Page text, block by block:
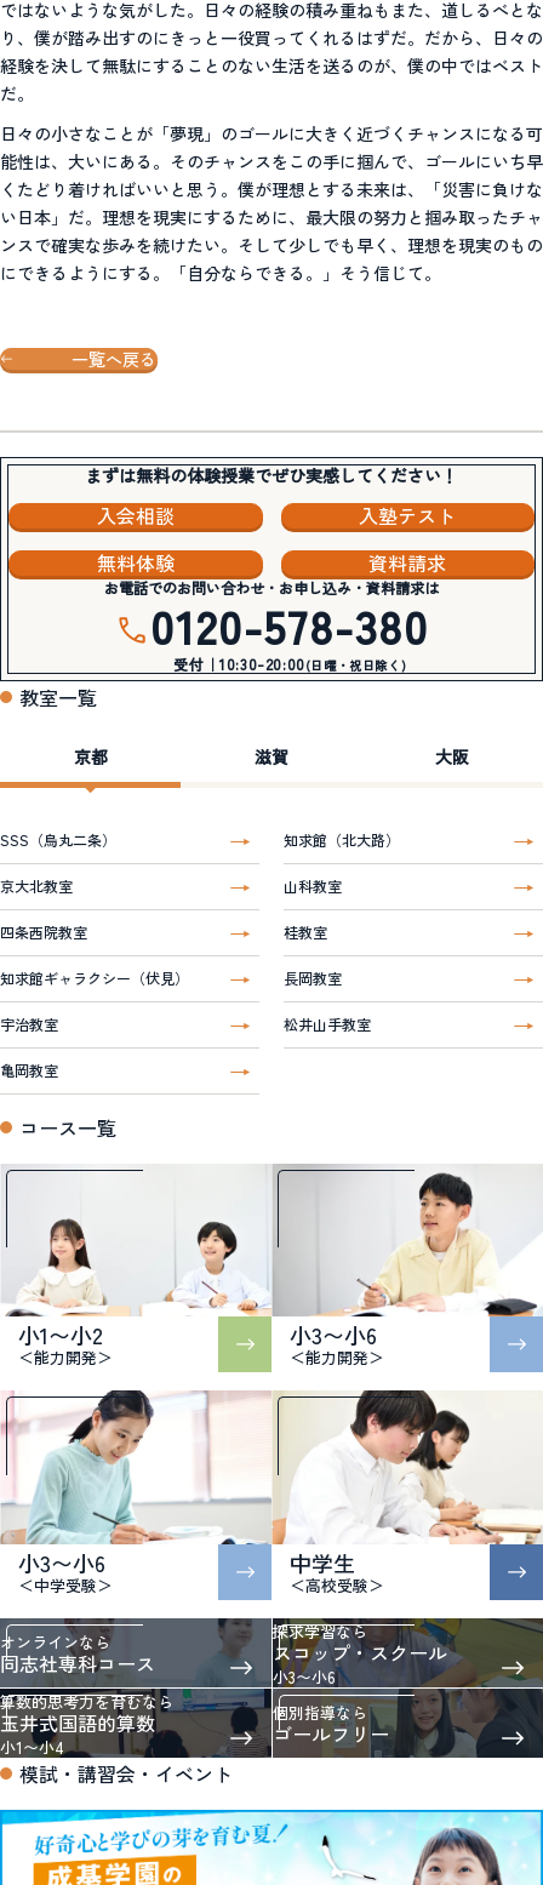
ではないような気がした。日々の経験の積み重ねもまた、道しるべとな
り、僕が踏み出すのにきっと一役買ってくれるはずだ。だから、日々の
経験を決して無駄にすることのない生活を送るのが、僕の中ではベスト
だ。
日々の小さなことが「夢現」のゴールに大きく近づくチャンスになる可
能性は、大いにある。そのチャンスをこの手に掴んで、ゴールにいち早
くたどり着ければいいと思う。僕が理想とする未来は、「災害に負けな
い日本」だ。理想を現実にするために、最大限の努力と掴み取ったチャ
ンスで確実な歩みを続けたい。そして少しでも早く、理想を現実のもの
にできるようにする。「自分ならできる。」そう信じて。
一覧へ戻る
まずは無料の体験授業でぜひ実感してください！
入会相談
入塾テスト
無料体験
資料請求
お電話でのお問い合わせ・お申し込み・資料請求は
0120-578-380
受付｜10:30-20:00(日曜・祝日除く)
教室一覧
京都 滋賀 大阪
SSS（烏丸二条） 知求館（北大路）
京大北教室 山科教室
四条西院教室 桂教室
知求館ギャラクシー（伏見） 長岡教室
宇治教室 松井山手教室
亀岡教室
コース一覧
小1〜小2
＜能力開発＞
小3〜小6
＜能力開発＞
小3〜小6
＜中学受験＞
中学生
＜高校受験＞
オンラインなら
同志社専科コース
探求学習なら
スコップ・スクール
小3〜小6
算数的思考力を育むなら
玉井式国語的算数
小1〜小4
個別指導なら
ゴールフリー
模試・講習会・イベント